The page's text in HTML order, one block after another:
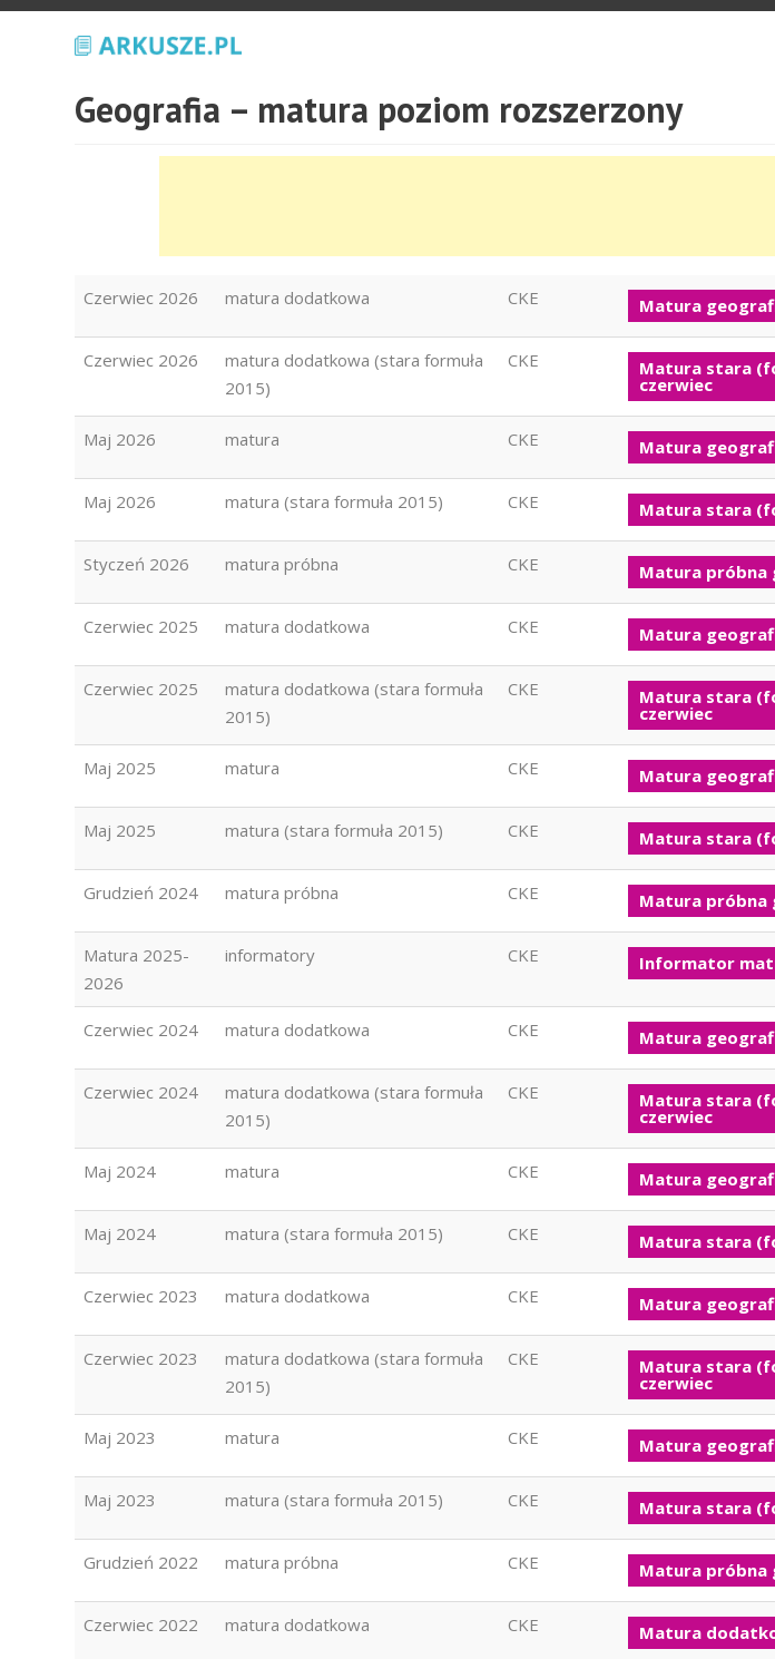
Geografia – matura poziom rozszerzony
Czerwiec 2026 matura dodatkowa CKE Matura
Czerwiec 2026
matura dodatkowa (stara formuła
2015)
CKE Matura stara
czerwiec
Maj 2026 matura CKE Matura
Maj 2026 matura (stara formuła 2015) CKE Matura stara
Styczeń 2026 matura próbna CKE Matura próbna
Czerwiec 2025 matura dodatkowa CKE Matura
Czerwiec 2025
matura dodatkowa (stara formuła
2015)
CKE Matura stara
czerwiec
Maj 2025 matura CKE Matura
Maj 2025 matura (stara formuła 2015) CKE Matura stara
Grudzień 2024 matura próbna CKE Matura próbna
Matura 2025-
2026
informatory CKE Informator
Czerwiec 2024 matura dodatkowa CKE Matura
Czerwiec 2024
matura dodatkowa (stara formuła
2015)
CKE Matura stara
czerwiec
Maj 2024 matura CKE Matura
Maj 2024 matura (stara formuła 2015) CKE Matura stara
Czerwiec 2023 matura dodatkowa CKE Matura
Czerwiec 2023
matura dodatkowa (stara formuła
2015)
CKE Matura stara
czerwiec
Maj 2023 matura CKE Matura
Maj 2023 matura (stara formuła 2015) CKE Matura stara
Grudzień 2022 matura próbna CKE Matura próbna
Czerwiec 2022 matura dodatkowa CKE Matura